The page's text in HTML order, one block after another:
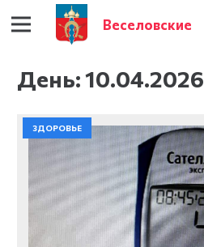
Веселовские
День:10.04.2026
ЗДОРОВЬЕ